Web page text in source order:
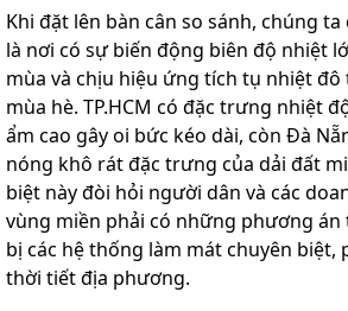
Khi đặt lên bàn cân so sánh, chúng
là nơi có sự biến động biên độ nhiệt
mùa và chịu hiệu ứng tích tụ nhiệt
mùa hè. TP.HCM có đặc trưng nhiệt
ẩm cao gây oi bức kéo dài, còn Đà
nóng khô rát đặc trưng của dải đất
biệt này đòi hỏi người dân và các
vùng miền phải có những phương
bị các hệ thống làm mát chuyên biệt,
thời tiết địa phương.